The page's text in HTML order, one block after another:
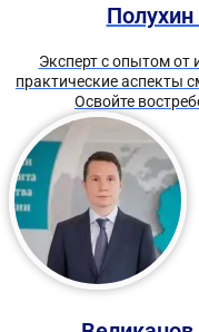
Эксперт с опытом от
практические аспекты
Освойте